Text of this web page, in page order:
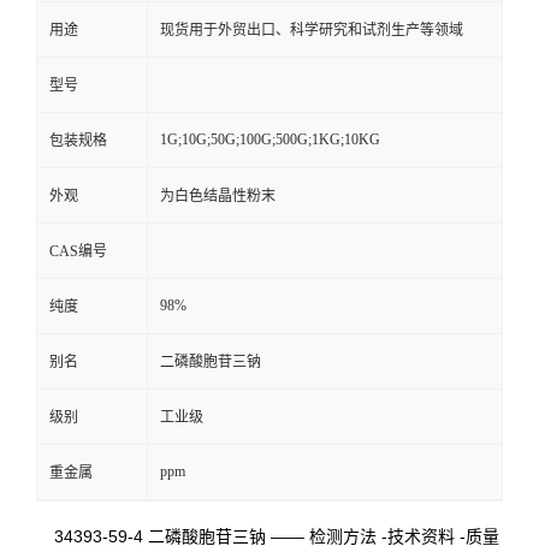
用途 现货用于外贸出口、科学研究和试剂生产等领域
型号
包装规格 1G;10G;50G;100G;500G;1KG;10KG
外观 为白色结晶性粉末
CAS编号
纯度 98%
别名 二磷酸胞苷三钠
级别 工业级
重金属 ppm
34393-59-4 二磷酸胞苷三钠 —— 检测方法 -技术资料 -质量